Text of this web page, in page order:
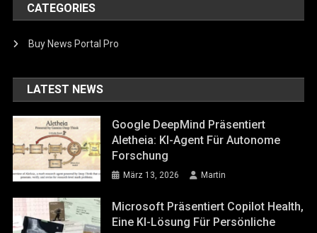
CATEGORIES
Buy News Portal Pro
LATEST NEWS
Google DeepMind Präsentiert
Aletheia: KI-Agent Für Autonome
Forschung
März 13, 2026 Martin
Microsoft Präsentiert Copilot Health,
Eine KI-Lösung Für Persönliche